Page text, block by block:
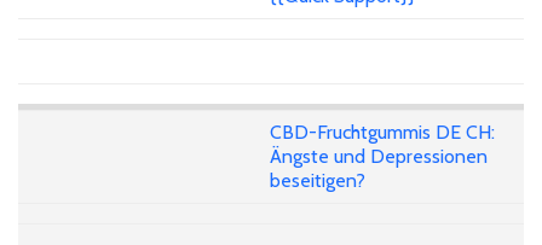
CBD-Fruchtgummis DE CH:
Ängste und Depressionen
beseitigen?